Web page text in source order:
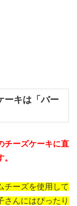
ーキは「バー
チーズケーキに直
チーズを使用して
さんにはぴったり